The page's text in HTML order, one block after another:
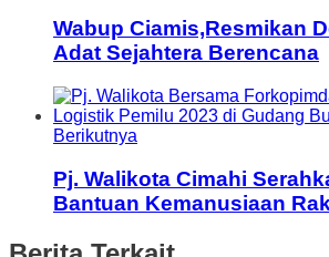
Wabup Ciamis,Resmikan
Adat Sejahtera Berencana
Berikutnya
Pj. Walikota Cimahi
Bantuan Kemanusiaan